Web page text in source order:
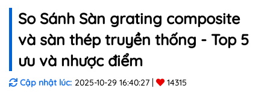
So Sánh Sàn grating composite
và sàn thép truyền thống - Top 5
ưu và nhược điểm
Cập nhật lúc: 2025-10-29 16:40:27 14315